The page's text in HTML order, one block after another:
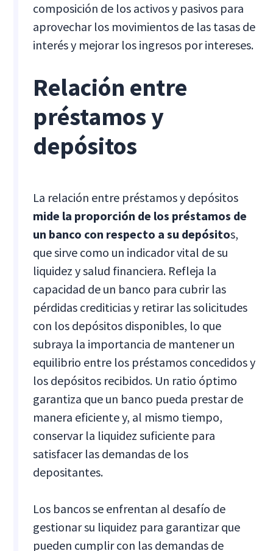
composición de los activos y pasivos para
aprovechar los movimientos de las tasas de
interés y mejorar los ingresos por intereses.
Relación entre
préstamos y
depósitos
La relación entre préstamos y depósitos
mide la proporción de los préstamos de
un banco con respecto a su depósitos,
que sirve como un indicador vital de su
liquidez y salud financiera. Refleja la
capacidad de un banco para cubrir las
pérdidas crediticias y retirar las solicitudes
con los depósitos disponibles, lo que
subraya la importancia de mantener un
equilibrio entre los préstamos concedidos y
los depósitos recibidos. Un ratio óptimo
garantiza que un banco pueda prestar de
manera eficiente y, al mismo tiempo,
conservar la liquidez suficiente para
satisfacer las demandas de los
depositantes.
Los bancos se enfrentan al desafío de
gestionar su liquidez para garantizar que
pueden cumplir con las demandas de